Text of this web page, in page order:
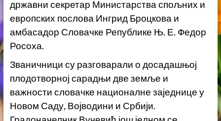
државни секретар Министарства спољних и
европских послова Ингрид Броцкова и
амбасадор Словачке Републике Њ. Е. Федор
Росоха.
Званичници су разговарали о досадашњој
плодотворној сарадњи две земље и
важности словачке националне заједнице у
Новом Саду, Војводини и Србији.